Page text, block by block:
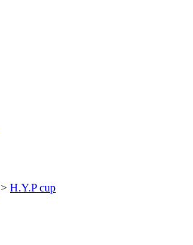
> H.Y.P cup